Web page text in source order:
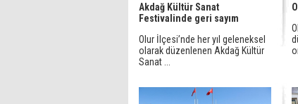
Akdağ Kültür Sanat
Festivalinde geri sayım
Olur İlçesi’nde her yıl geleneksel
olarak düzenlenen Akdağ Kültür
Sanat ...